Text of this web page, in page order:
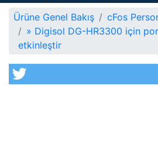
Ürüne Genel Bakış
cFos
» Digisol DG-HR3300 için
etkinleştir